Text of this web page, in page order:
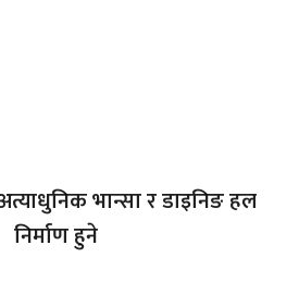
भान्सा र डाइनिङ हल
निर्माण हुने